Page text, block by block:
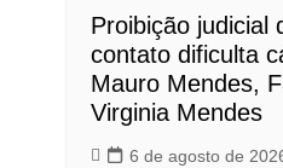
Proibição judicial
contato dificulta
Mauro Mendes,
Virginia Mendes
6 de agosto de